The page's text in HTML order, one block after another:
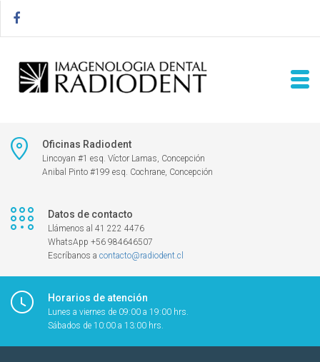
Oficinas Radiodent
Lincoyan #1 esq. Víctor Lamas, Concepción
Anibal Pinto #199 esq. Cochrane, Concepción
Datos de contacto
Llámenos al 41 222 4476
WhatsApp +56 984646507
Escríbanos a contacto@radiodent.cl
Horarios de atención
Lunes a viernes de 09:00 a 19:00 hrs.
Sábados de 10:00 a 13:00 hrs.